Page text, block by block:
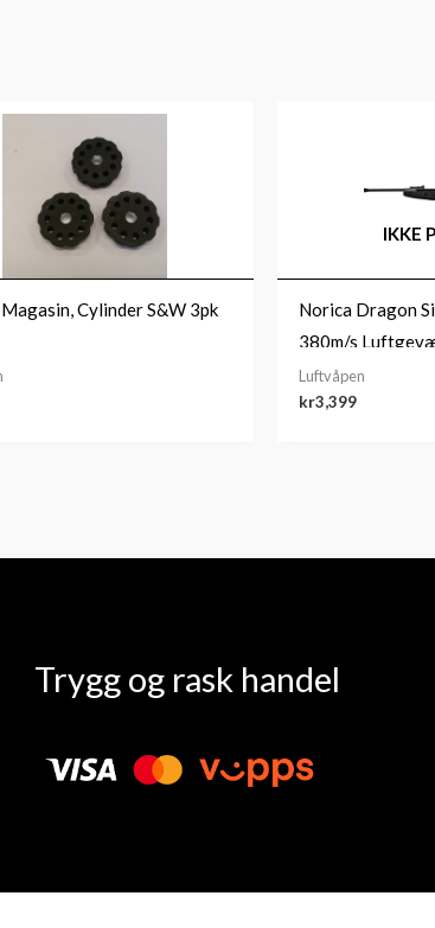
Cylinder S&W 3pk
IKKE
Norica Dragon
380m/s
Luftvåpen
kr3,399
Trygg og rask handel